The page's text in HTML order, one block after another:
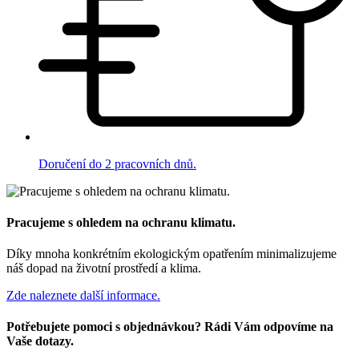
Doručení do 2 pracovních dnů.
Pracujeme s ohledem na ochranu klimatu.
Díky mnoha konkrétním ekologickým opatřením minimalizujeme
náš dopad na životní prostředí a klima.
Zde naleznete další informace.
Potřebujete pomoci s objednávkou? Rádi Vám odpovíme na
Vaše dotazy.